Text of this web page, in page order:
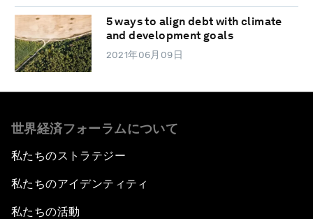
5 ways to align debt with climate
and development goals
2021年06月09日
世界経済フォーラムについて
私たちのストラテジー
私たちのアイデンティティ
私たちの活動